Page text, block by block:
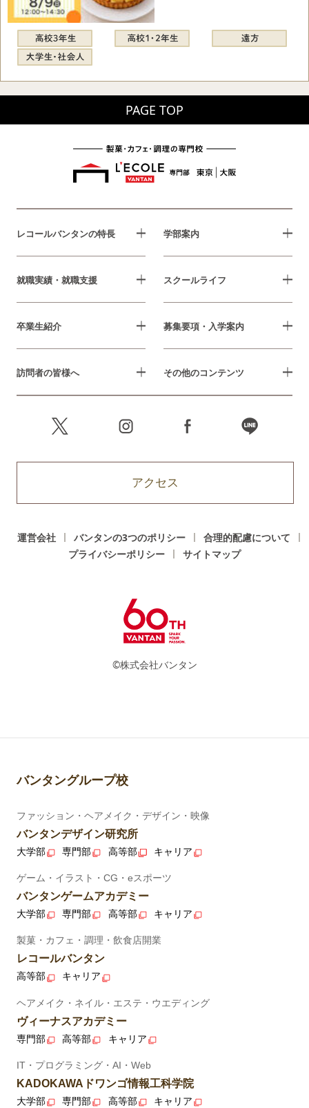
PAGE TOP
レコールバンタンの特長 学部案内
就職実績・就職支援 スクールライフ
卒業生紹介 募集要項・入学案内
訪問者の皆様へ その他のコンテンツ
アクセス
運営会社 バンタンの3つのポリシー
合理的配慮について
プライバシーポリシー
サイトマップ
©株式会社バンタン
バンタングループ校
ファッション・ヘアメイク・デザイン・映像
バンタンデザイン研究所
大学部 専門部 高等部 キャリア
ゲーム・イラスト・CG・eスポーツ
バンタンゲームアカデミー
大学部 専門部 高等部 キャリア
製菓・カフェ・調理・飲食店開業
レコールバンタン
高等部 キャリア
ヘアメイク・ネイル・エステ・ウエディング
ヴィーナスアカデミー
専門部 高等部 キャリア
IT・プログラミング・AI・Web
KADOKAWAドワンゴ情報工科学院
大学部 専門部 高等部 キャリア